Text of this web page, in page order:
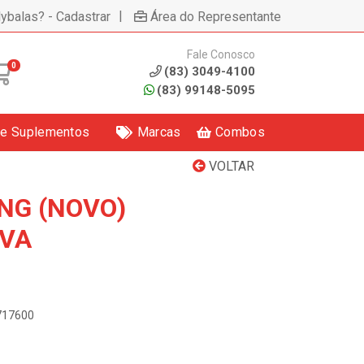
- Cadastrar | Área do Representante
0
Fale Conosco
(83) 3049-4100
(83) 99148-5095
Suplementos Marcas Combos
VOLTAR
(NOVO)